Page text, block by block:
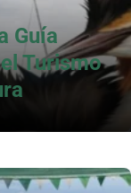
Guía
Turismo